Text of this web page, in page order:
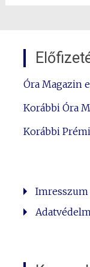
Óra Magazin
Korábbi Óra
Korábbi
Imresszum